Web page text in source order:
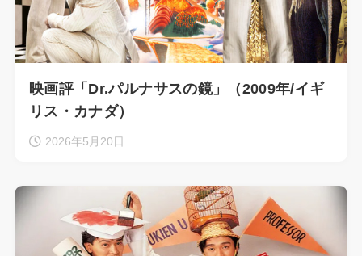
映画評「Dr.パルナサスの鏡」（2009年/イギ
リス・カナダ）
2026年5月20日